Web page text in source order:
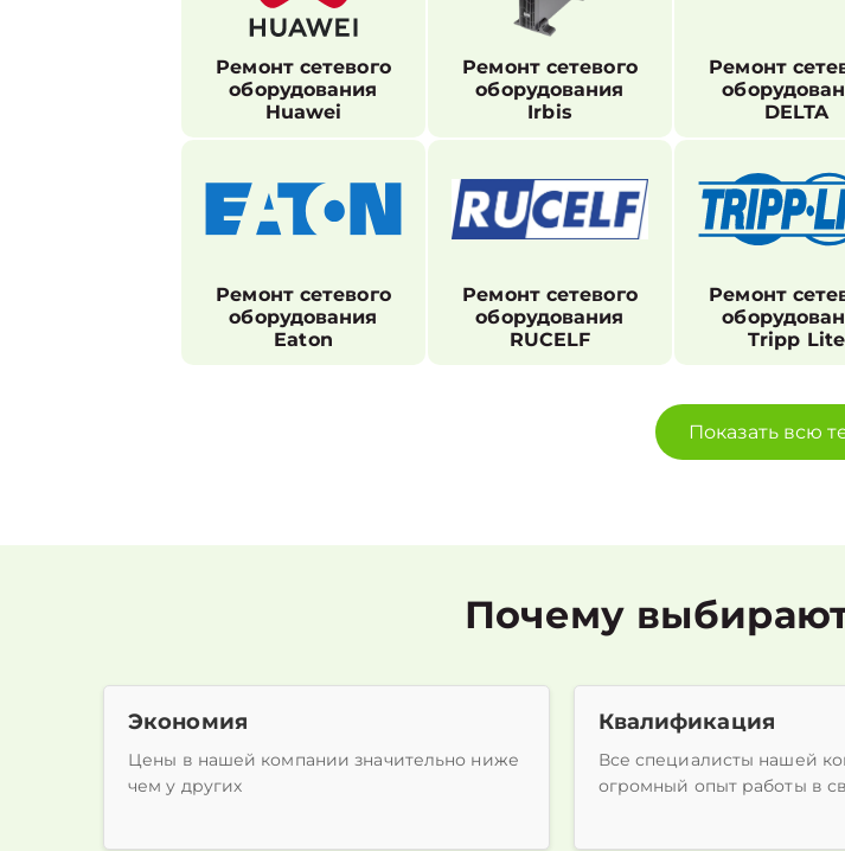
Ремонт сетевого
оборудования
Huawei
Ремонт сетевого
оборудования
Irbis
Ремонт
DELTA
Ремонт сетевого
оборудования
Eaton
Ремонт сетевого
оборудования
RUCELF
Ремонт
Tripp Lite
Показать всю
Почему
Экономия
Цены в нашей компании значительно ниже
чем у других
Квалификация
Все специалисты нашей
огромный опыт работы в